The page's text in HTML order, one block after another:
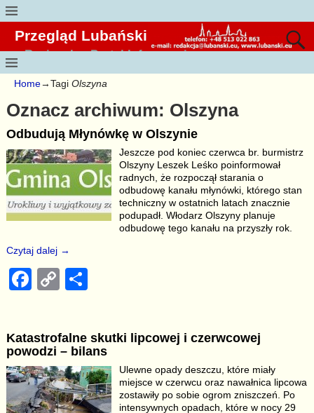
Przegląd Lubański
Regionalny Portal Informacyjny
Home→Tagi Olszyna
Oznacz archiwum: Olszyna
Odbudują Młynówkę w Olszynie
Jeszcze pod koniec czerwca br. burmistrz
Olszyny Leszek Leśko poinformował
radnych, że rozpoczął starania o
odbudowę kanału młynówki, którego stan
techniczny w ostatnich latach znacznie
podupadł. Włodarz Olszyny planuje
odbudowę tego kanału na przyszły rok.
Czytaj dalej →
F
e
b
o
C
y
Li
n
e
Katastrofalne skutki lipcowej i czerwcowej
powodzi – bilans
Ulewne opady deszczu, które miały
miejsce w czerwcu oraz nawałnica lipcowa
zostawiły po sobie ogrom zniszczeń. Po
intensywnych opadach, które w nocy 29